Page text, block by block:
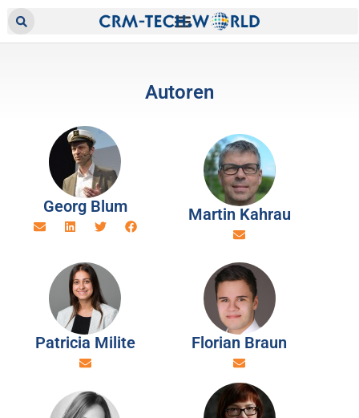
Autoren
Georg Blum Martin Kahrau
Patricia Milite Florian Braun